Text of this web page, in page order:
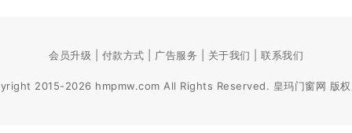
会员升级 | 付款方式 | 广告服务 | 关于我们 | 联系我们
2015-2026 hmpmw.com All Rights Reserved. 皇玛门窗网 版权